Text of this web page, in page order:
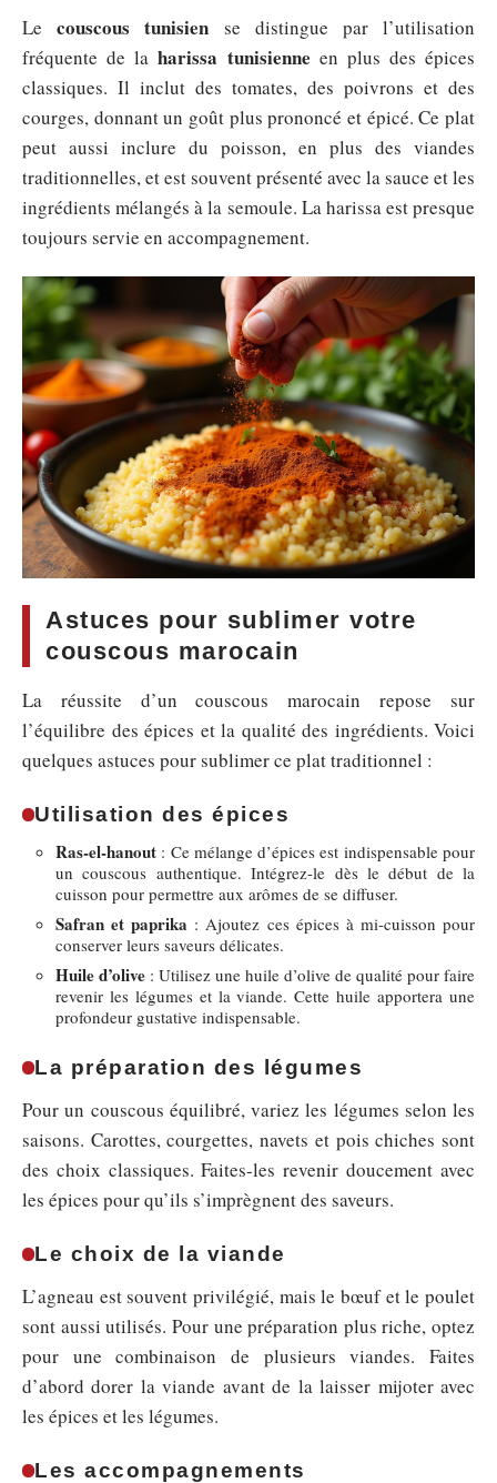
Lecouscous tunisien se distingue par l’utilisation
fréquente de laharissa tunisienne en plus des épices
classiques. Il inclut des tomates, des poivrons et des
courges, donnant un goût plus prononcé et épicé. Ce plat
peut aussi inclure du poisson, en plus des viandes
traditionnelles, et est souvent présenté avec la sauce et les
ingrédients mélangés à la semoule. La harissa est presque
toujours servie en accompagnement.
Astuces pour sublimer votre
couscous marocain
La réussite d’un couscous marocain repose sur
l’équilibre des épices et la qualité des ingrédients. Voici
quelques astuces pour sublimer ce plat traditionnel :
Utilisation des épices
Ras-el-hanout : Ce mélange d’épices est indispensable pour
un couscous authentique. Intégrez-le dès le début de la
cuisson pour permettre aux arômes de se diffuser.
Safran et paprika : Ajoutez ces épices à mi-cuisson pour
conserver leurs saveurs délicates.
Huile d’olive : Utilisez une huile d’olive de qualité pour faire
revenir les légumes et la viande. Cette huile apportera une
profondeur gustative indispensable.
La préparation des légumes
Pour un couscous équilibré, variez les légumes selon les
saisons. Carottes, courgettes, navets et pois chiches sont
des choix classiques. Faites-les revenir doucement avec
les épices pour qu’ils s’imprègnent des saveurs.
Le choix de la viande
L’agneau est souvent privilégié, mais le bœuf et le poulet
sont aussi utilisés. Pour une préparation plus riche, optez
pour une combinaison de plusieurs viandes. Faites
d’abord dorer la viande avant de la laisser mijoter avec
les épices et les légumes.
Les accompagnements